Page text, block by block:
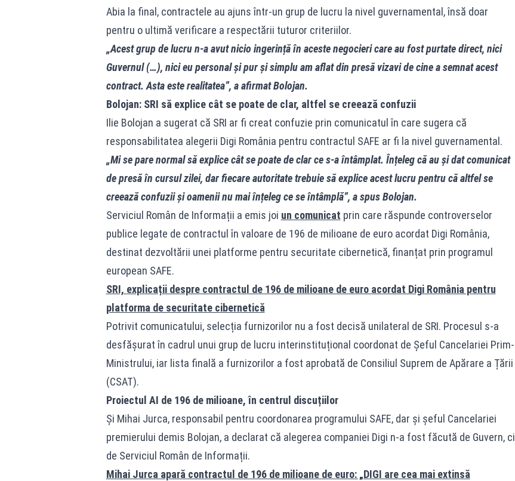
Abia la final, contractele au ajuns într-un grup de lucru la nivel guvernamental, însă doar
pentru o ultimă verificare a respectării tuturor criteriilor.
„Acest grup de lucru n-a avut nicio ingerință în aceste negocieri care au fost purtate direct, nici
Guvernul (…), nici eu personal și pur și simplu am aflat din presă vizavi de cine a semnat acest
contract. Asta este realitatea”, a afirmat Bolojan.
Bolojan: SRI să explice cât se poate de clar, altfel se creează confuzii
Ilie Bolojan a sugerat că SRI ar fi creat confuzie prin comunicatul în care sugera că
responsabilitatea alegerii Digi România pentru contractul SAFE ar fi la nivel guvernamental.
„Mi se pare normal să explice cât se poate de clar ce s-a întâmplat. Înțeleg că au și dat comunicat
de presă în cursul zilei, dar fiecare autoritate trebuie să explice acest lucru pentru că altfel se
creează confuzii și oamenii nu mai înțeleg ce se întâmplă”, a spus Bolojan.
Serviciul Român de Informații a emis joi un comunicat prin care răspunde controverselor
publice legate de contractul în valoare de 196 de milioane de euro acordat Digi România,
destinat dezvoltării unei platforme pentru securitate cibernetică, finanțat prin programul
european SAFE.
SRI, explicații despre contractul de 196 de milioane de euro acordat Digi România pentru
platforma de securitate cibernetică
Potrivit comunicatului, selecția furnizorilor nu a fost decisă unilateral de SRI. Procesul s-a
desfășurat în cadrul unui grup de lucru interinstituțional coordonat de Șeful Cancelariei Prim-
Ministrului, iar lista finală a furnizorilor a fost aprobată de Consiliul Suprem de Apărare a Țării
(CSAT).
Proiectul AI de 196 de milioane, în centrul discuțiilor
Și Mihai Jurca, responsabil pentru coordonarea programului SAFE, dar și șeful Cancelariei
premierului demis Bolojan, a declarat că alegerea companiei Digi n-a fost făcută de Guvern, ci
de Serviciul Român de Informații.
Mihai Jurca apară contractul de 196 de milioane de euro: „DIGI are cea mai extinsă